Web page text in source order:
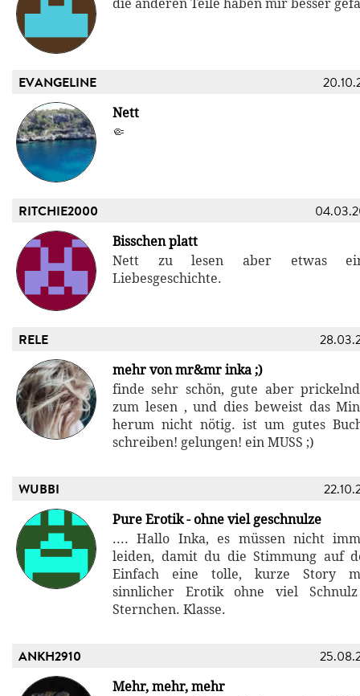
EVANGELINE
Nett
🤏
RITCHIE2000
Bisschen platt
Nett zu lesen aber etwas
Liebesgeschichte.
RELE
mehr von mr&mr inka ;)
finde sehr schön, gute aber
zum lesen , und dies beweist das
herum nicht nötig. ist um gutes
schreiben! gelungen! ein MUSS ;)
WUBBI
Pure Erotik - ohne viel geschnulze
.... Hallo Inka, es müssen nicht
leiden, damit du die Stimmung auf
Einfach eine tolle, kurze Story
sinnlicher Erotik ohne viel
Sternchen. Klasse.
ANKH2910
Mehr, mehr, mehr